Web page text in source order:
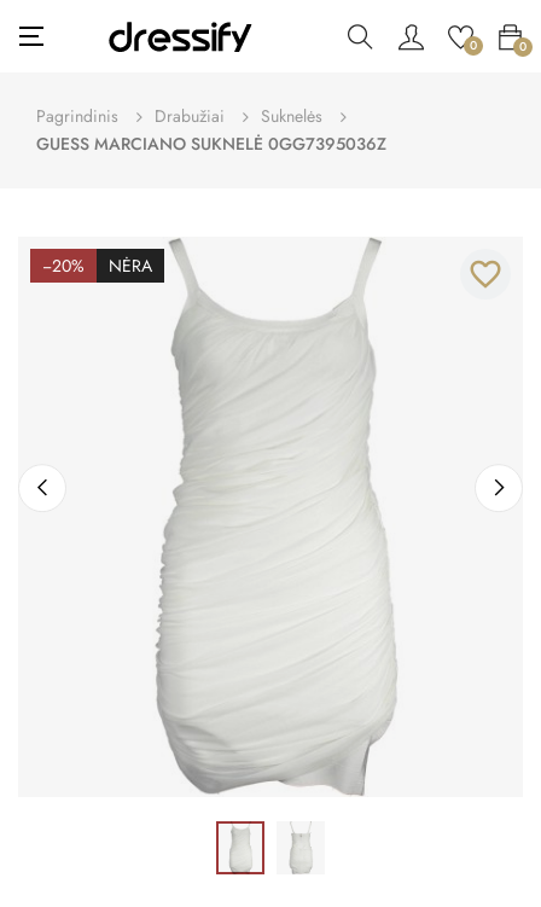
Toggle
navigation
☰ 0 0
Pagrindinis Drabužiai
Suknelės
GUESS MARCIANO SUKNELĖ 0GG7395036Z
−20% NĖRA favorite_border